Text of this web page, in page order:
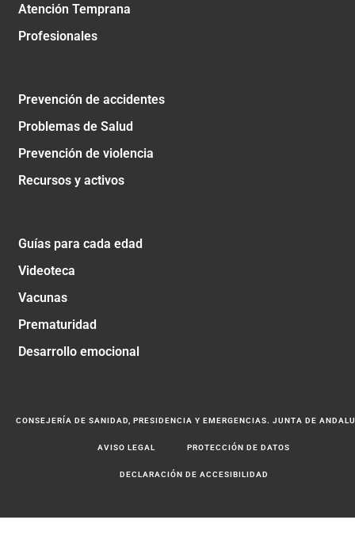
Atención Temprana
Profesionales
Prevención de accidentes
Problemas de Salud
Prevención de violencia
Recursos y activos
Guías para cada edad
Videoteca
Vacunas
Prematuridad
Desarrollo emocional
CONSEJERÍA DE SANIDAD, PRESIDENCIA Y EMERGENCIAS. JUNTA DE
AVISO LEGAL PROTECCIÓN DE DATOS
DECLARACIÓN DE ACCESIBILIDAD